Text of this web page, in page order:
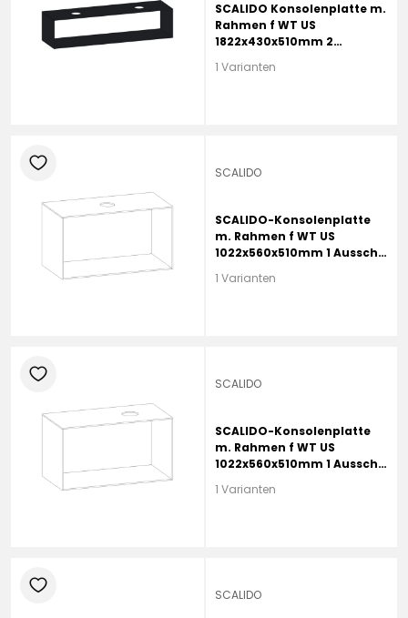
SCALIDO Konsolenplatte m.
Rahmen f WT US
1822x430x510mm 2
1 Varianten
heart
SCALIDO
SCALIDO-Konsolenplatte
m. Rahmen f WT US
1022x560x510mm 1 Aussch
1 Varianten
heart
SCALIDO
SCALIDO-Konsolenplatte
m. Rahmen f WT US
1022x560x510mm 1 Aussch
1 Varianten
heart
SCALIDO